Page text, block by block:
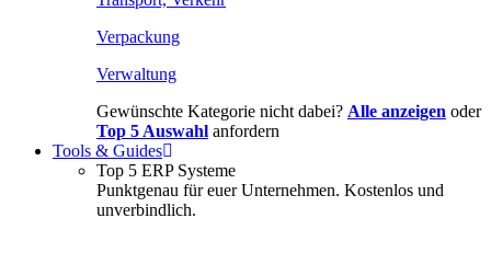
Verpackung
Verwaltung
Gewünschte Kategorie nicht dabei? Alle anzeigen oder
Top 5 Auswahl anfordern
Tools & Guides
Top 5 ERP Systeme
Punktgenau für euer Unternehmen. Kostenlos und
unverbindlich.